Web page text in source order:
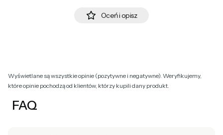
Oceń i opisz
Wyświetlane są wszystkie opinie (pozytywne i negatywne). Weryfikujemy,
które opinie pochodzą od klientów, którzy kupili dany produkt.
FAQ